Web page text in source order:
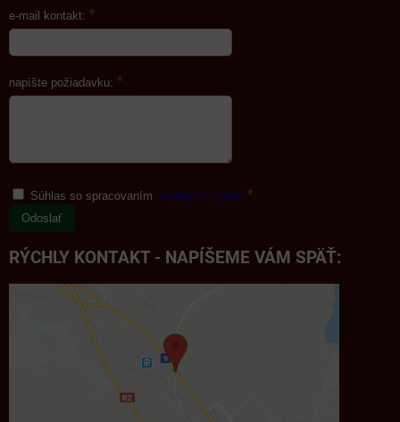
e-mail kontakt: *
napíšte požiadavku: *
Súhlas so spracovaním osobných údajov *
Odoslať
RÝCHLY KONTAKT - NAPÍŠEME VÁM SPÄŤ: